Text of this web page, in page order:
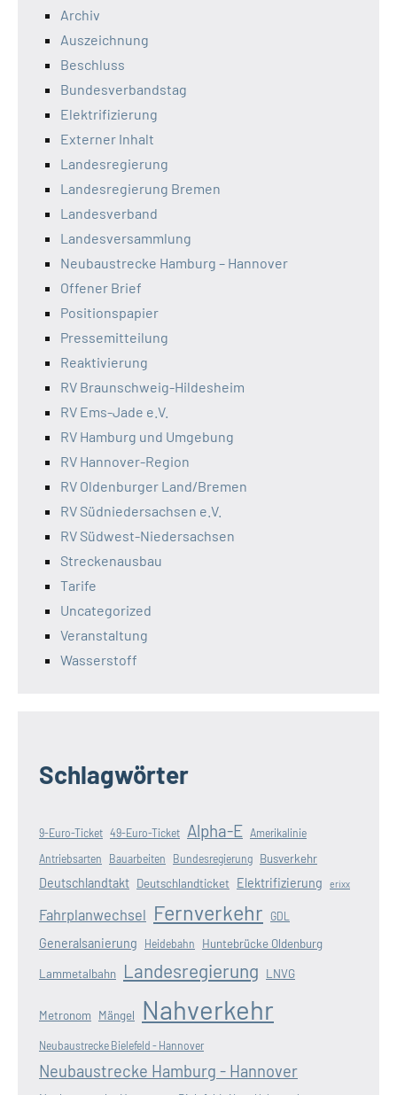
Archiv
Auszeichnung
Beschluss
Bundesverbandstag
Elektrifizierung
Externer Inhalt
Landesregierung
Landesregierung Bremen
Landesverband
Landesversammlung
Neubaustrecke Hamburg – Hannover
Offener Brief
Positionspapier
Pressemitteilung
Reaktivierung
RV Braunschweig-Hildesheim
RV Ems-Jade e.V.
RV Hamburg und Umgebung
RV Hannover-Region
RV Oldenburger Land/Bremen
RV Südniedersachsen e.V.
RV Südwest-Niedersachsen
Streckenausbau
Tarife
Uncategorized
Veranstaltung
Wasserstoff
Schlagwörter
9-Euro-Ticket 49-Euro-Ticket Alpha-E Amerikalinie
Antriebsarten Bauarbeiten Bundesregierung Busverkehr
Deutschlandtakt Deutschlandticket Elektrifizierung erixx
Fahrplanwechsel Fernverkehr GDL
Generalsanierung Heidebahn Huntebrücke Oldenburg
Lammetalbahn Landesregierung LNVG
Metronom Mängel Nahverkehr
Neubaustrecke Bielefeld - Hannover
Neubaustrecke Hamburg - Hannover